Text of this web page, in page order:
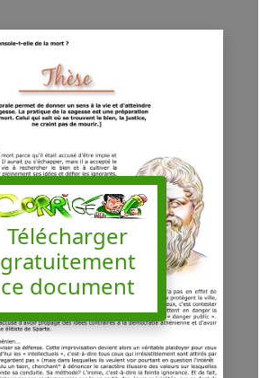
Télécharger
gratuitement
ce document